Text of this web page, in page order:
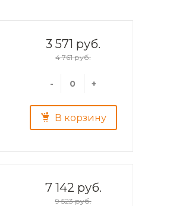
3 571 руб.
4 761 руб.
- +
В корзину
7 142 руб.
9 523 руб.